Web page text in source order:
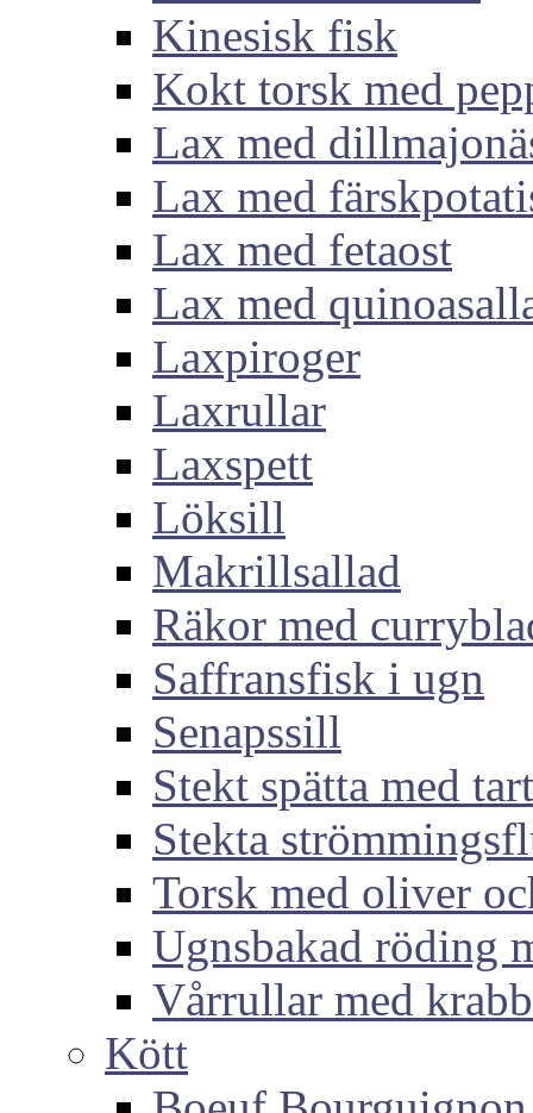
Kinesisk fisk
Kokt torsk med
Lax med
Lax med
Lax med fetaost
Lax med
Laxpiroger
Laxrullar
Laxspett
Löksill
Makrillsallad
Räkor med
Saffransfisk i ugn
Senapssill
Stekt spätta med
Stekta
Torsk med oliver
Ugnsbakad röding
Vårrullar med
Kött